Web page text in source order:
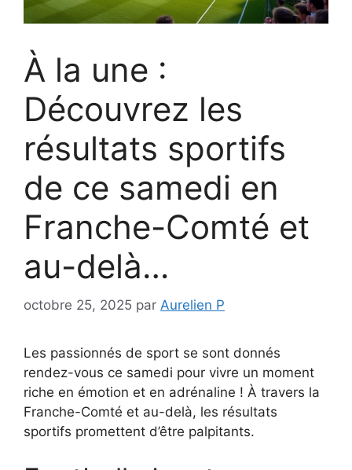
À la une :
Découvrez les
résultats sportifs
de ce samedi en
Franche-Comté et
au-delà…
octobre 25, 2025 par Aurelien P
Les passionnés de sport se sont donnés
rendez-vous ce samedi pour vivre un moment
riche en émotion et en adrénaline ! À travers la
Franche-Comté et au-delà, les résultats
sportifs promettent d’être palpitants.